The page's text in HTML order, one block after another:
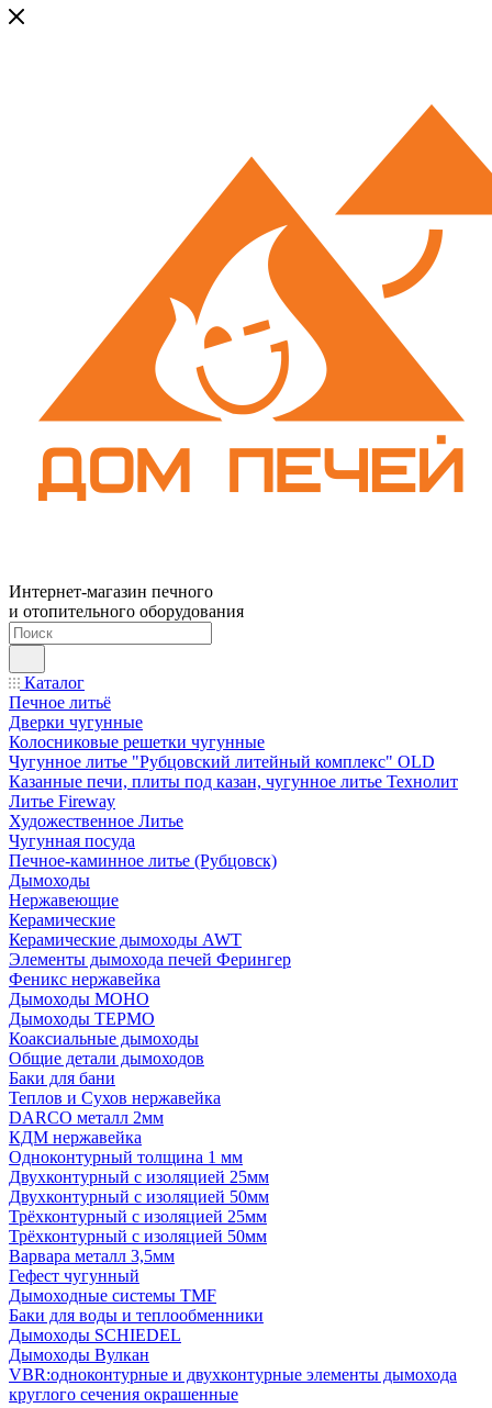
Интернет-магазин печного
и отопительного оборудования
Каталог
Печное литьё
Дверки чугунные
Колосниковые решетки чугунные
Чугунное литье "Рубцовский литейный комплекс" OLD
Казанные печи, плиты под казан, чугунное литье Технолит
Литье Fireway
Художественное Литье
Чугунная посуда
Печное-каминное литье (Рубцовск)
Дымоходы
Нержавеющие
Керамические
Керамические дымоходы AWT
Элементы дымохода печей Ферингер
Феникс нержавейка
Дымоходы МОНО
Дымоходы ТЕРМО
Коаксиальные дымоходы
Общие детали дымоходов
Баки для бани
Теплов и Сухов нержавейка
DARCO металл 2мм
КДМ нержавейка
Одноконтурный толщина 1 мм
Двухконтурный с изоляцией 25мм
Двухконтурный с изоляцией 50мм
Трёхконтурный с изоляцией 25мм
Трёхконтурный с изоляцией 50мм
Варвара металл 3,5мм
Гефест чугунный
Дымоходные системы TMF
Баки для воды и теплообменники
Дымоходы SCHIEDEL
Дымоходы Вулкан
VBR:одноконтурные и двухконтурные элементы дымохода
круглого сечения окрашенные